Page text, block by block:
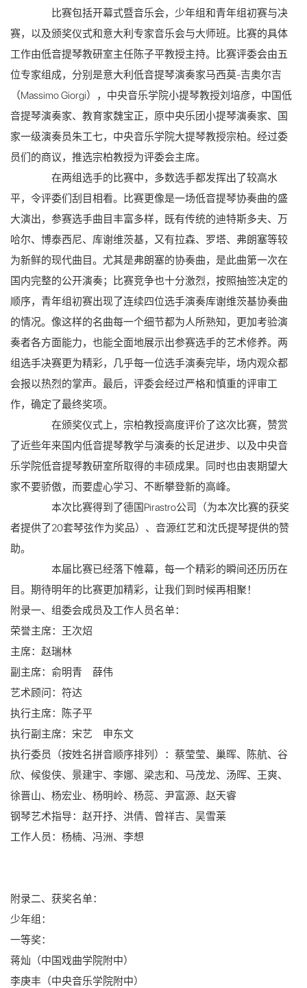
比赛包括开幕式暨音乐会，少年组和青年组初赛与决
赛，以及颁奖仪式和意大利专家音乐会与大师班。比赛的具体
工作由低音提琴教研室主任陈子平教授主持。比赛评委会由五
位专家组成，分别是意大利低音提琴演奏家马西莫-吉奥尔吉
（Massimo Giorgi），中央音乐学院小提琴教授刘培彦，中国低
音提琴演奏家、教育家魏宝正，原中央乐团小提琴演奏家、国
家一级演奏员朱工七，中央音乐学院大提琴教授宗柏。经过委
员们的商议，推选宗柏教授为评委会主席。
在两组选手的比赛中，多数选手都发挥出了较高水
平，令评委们刮目相看。比赛更像是一场低音提琴协奏曲的盛
大演出，参赛选手曲目丰富多样，既有传统的迪特斯多夫、万
哈尔、博泰西尼、库谢维茨基，又有拉森、罗塔、弗朗塞等较
为新鲜的现代曲目。尤其是弗朗塞的协奏曲，是此曲第一次在
国内完整的公开演奏；比赛竞争也十分激烈，按照抽签决定的
顺序，青年组初赛出现了连续四位选手演奏库谢维茨基协奏曲
的情况。像这样的名曲每一个细节都为人所熟知，更加考验演
奏者各方面能力，也能全面地展示出参赛选手的艺术修养。两
组选手决赛更为精彩，几乎每一位选手演奏完毕，场内观众都
会报以热烈的掌声。最后，评委会经过严格和慎重的评审工
作，确定了最终奖项。
在颁奖仪式上，宗柏教授高度评价了这次比赛，赞赏
了近些年来国内低音提琴教学与演奏的长足进步、以及中央音
乐学院低音提琴教研室所取得的丰硕成果。同时也由衷期望大
家不要骄傲，而要虚心学习、不断攀登新的高峰。
本次比赛得到了德国Pirastro公司（为本次比赛的获奖
者提供了20套琴弦作为奖品）、音源红艺和沈氏提琴提供的赞
助。
本届比赛已经落下帷幕，每一个精彩的瞬间还历历在
目。期待明年的比赛更加精彩，让我们到时候再相聚！
附录一、组委会成员及工作人员名单：
荣誉主席：王次炤
主席：赵瑞林
副主席：俞明青 薛伟
艺术顾问：符达
执行主席：陈子平
执行副主席：宋艺 申东文
执行委员（按姓名拼音顺序排列）：蔡莹莹、巢晖、陈航、谷
欣、候俊侠、景建宇、李娜、梁志和、马茂龙、汤晖、王爽、
徐晋山、杨宏业、杨明岭、杨蕊、尹富源、赵天睿
钢琴艺术指导：赵开抒、洪倩、曾祥吉、吴雪莱
工作人员：杨楠、冯洲、李想
附录二、获奖名单：
少年组：
一等奖：
蒋灿（中国戏曲学院附中）
李庚丰（中央音乐学院附中）